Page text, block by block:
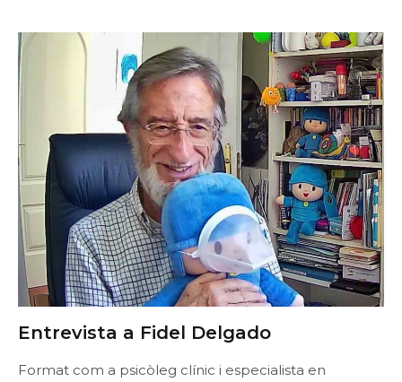
Entrevista a Fidel Delgado
Format com a psicòleg clínic i especialista en